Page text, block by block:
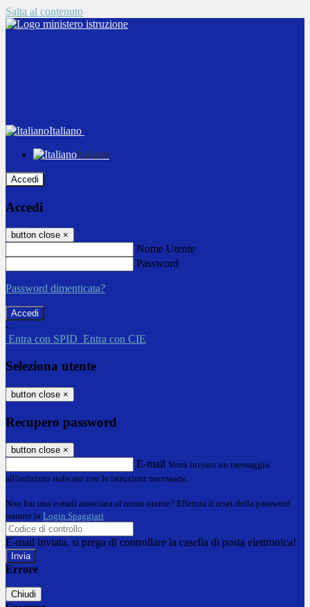
Salta al contenuto
Italiano
Italiano
Accedi
Accedi
button close ×
Nome Utente
Password
Password dimenticata?
-
Entra con SPID Entra con CIE
Seleziona utente
button close ×
Recupero password
button close ×
E-mail Verrà inviato un messaggio
all'indirizzo indicato con le istruzioni necessarie.
Non hai una e-mail associata al nome utente? Effettua il reset della password
tramite la Login Spaggiari
E-mail inviata, si prega di controllare la casella di posta elettronica!
Errore
Chiudi